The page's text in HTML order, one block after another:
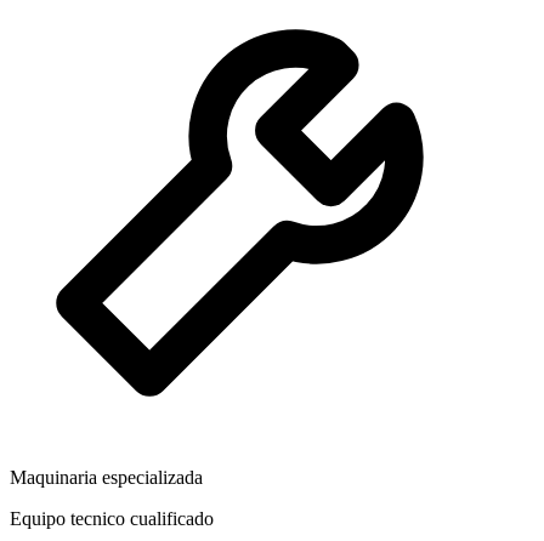
Maquinaria especializada
Equipo tecnico cualificado